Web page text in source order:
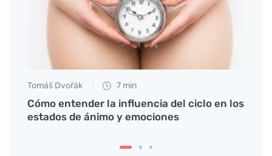
Tomáš Dvořák 7 min
Cómo entender la influencia del ciclo en los
estados de ánimo y emociones